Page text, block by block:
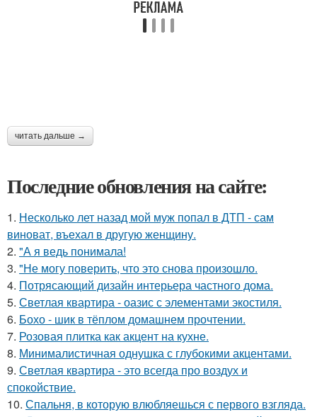
читать дальше →
Последние обновления на сайте:
1. Несколько лет назад мой муж попал в ДТП - сам
виноват, въехал в другую женщину.
2. "А я ведь понимала!
3. "Не могу поверить, что это снова произошло.
4. Потрясающий дизайн интерьера частного дома.
5. Светлая квартира - оазис с элементами экостиля.
6. Бохо - шик в тёплом домашнем прочтении.
7. Розовая плитка как акцент на кухне.
8. Минималистичная однушка с глубокими акцентами.
9. Светлая квартира - это всегда про воздух и
спокойствие.
10. Спальня, в которую влюбляешься с первого взгляда.